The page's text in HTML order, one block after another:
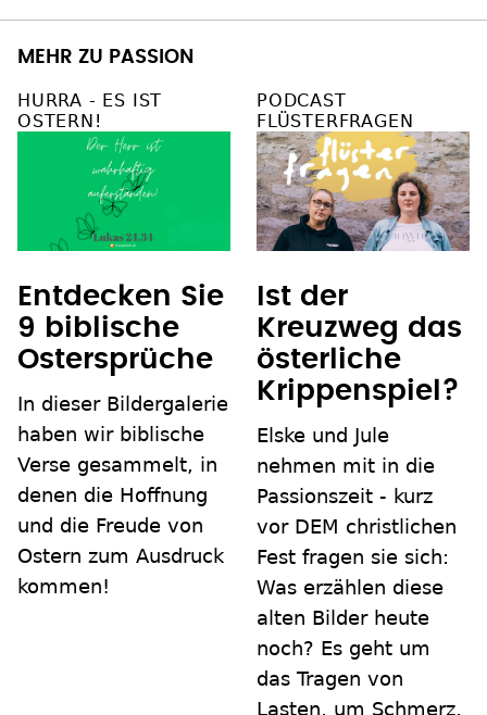
MEHR ZU PASSION
HURRA - ES IST
OSTERN!
Entdecken Sie
9 biblische
Ostersprüche
In dieser Bildergalerie
haben wir biblische
Verse gesammelt, in
denen die Hoffnung
und die Freude von
Ostern zum Ausdruck
kommen!
PODCAST
FLÜSTERFRAGEN
Ist der
Kreuzweg das
österliche
Krippenspiel?
Elske und Jule
nehmen mit in die
Passionszeit - kurz
vor DEM christlichen
Fest fragen sie sich:
Was erzählen diese
alten Bilder heute
noch? Es geht um
das Tragen von
Lasten, um Schmerz,